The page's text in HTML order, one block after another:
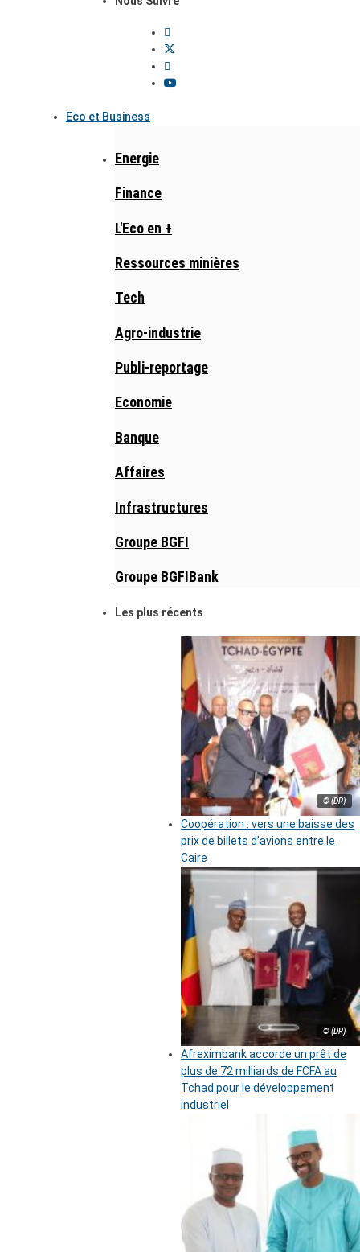
Eco et Business
Energie
Finance
L'Eco en +
Ressources minières
Tech
Agro-industrie
Publi-reportage
Economie
Banque
Affaires
Infrastructures
Groupe BGFI
Groupe BGFIBank
Les plus récents
© (DR)
Coopération : vers une baisse des
prix de billets d’avions entre le
Caire
© (DR)
Afreximbank accorde un prêt de
plus de 72 milliards de FCFA au
Tchad pour le développement
industriel